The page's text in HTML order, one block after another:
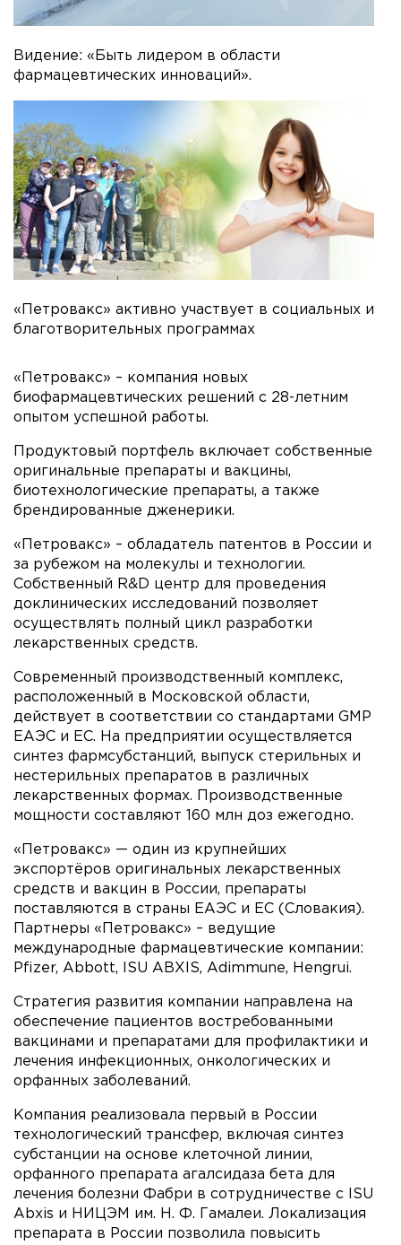
«Петровакс» – компания новых
биофармацевтических решений с 28-летним
опытом успешной работы.
Продуктовый портфель включает собственные
оригинальные препараты и вакцины,
биотехнологические препараты, а также
брендированные дженерики.
«Петровакс» – обладатель патентов в России и
за рубежом на молекулы и технологии.
Собственный R&D центр для проведения
доклинических исследований позволяет
осуществлять полный цикл разработки
лекарственных средств.
Современный производственный комплекс,
расположенный в Московской области,
действует в соответствии со стандартами GMP
ЕАЭС и EС. На предприятии осуществляется
синтез фармсубстанций, выпуск стерильных и
нестерильных препаратов в различных
лекарственных формах. Производственные
мощности составляют 160 млн доз ежегодно.
«Петровакс» — один из крупнейших
экспортёров оригинальных лекарственных
средств и вакцин в России, препараты
поставляются в страны ЕАЭС и ЕС (Словакия).
Партнеры «Петровакс» – ведущие
международные фармацевтические компании:
Pfizer, Abbott, ISU ABXIS, Adimmune, Hengrui.
Стратегия развития компании направлена на
обеспечение пациентов востребованными
вакцинами и препаратами для профилактики и
лечения инфекционных, онкологических и
орфанных заболеваний.
Компания реализовала первый в России
технологический трансфер, включая синтез
субстанции на основе клеточной линии,
орфанного препарата агалсидаза бета для
лечения болезни Фабри в сотрудничестве с ISU
Abxis и НИЦЭМ им. Н. Ф. Гамалеи. Локализация
препарата в России позволила повысить
Видение: «Быть лидером в области
фармацевтических инноваций».
«Петровакс» активно участвует в социальных и
благотворительных программах